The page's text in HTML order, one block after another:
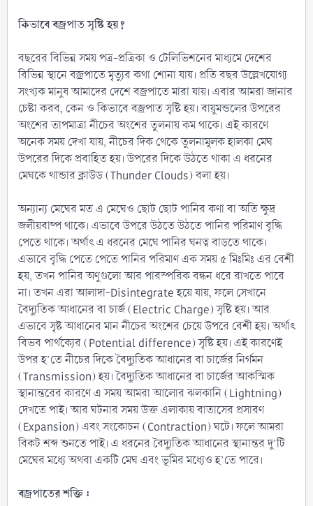
কিভাবে বজ্রপাত সৃষ্টি হয়?
বছরের বিভিন্ন সময় পত্র-প্রত্রিকা ও টেলিভিশনের মাধ্যমে দেশের
বিভিন্ন স্থানে বজ্রপাতে মৃত্যুর কথা শোনা যায়। প্রতি বছর উল্লেখযোগ্য
সংখ্যক মানুষ আমাদের দেশে বজ্রপাতে মারা যায়। এবার আমরা জানার
চেষ্টা করব, কেন ও কিভাবে বজ্রপাত সৃষ্টি হয়। বায়ুমন্ডলের উপরের
অংশের তাপমাত্রা নীচের অংশের তুলনায় কম থাকে। এই কারণে
অনেক সময় দেখা যায়, নীচের দিক থেকে তুলনামূলক হালকা মেঘ
উপরের দিকে প্রবাহিত হয়। উপরের দিকে উঠতে থাকা এ ধরনের
মেঘকে থান্ডার ক্লাউড (Thunder Clouds) বলা হয়।
অন্যান্য মেঘের মত এ মেঘেও ছোট ছোট পানির কণা বা অতি ক্ষুদ্র
জলীয়বাষ্প থাকে। এভাবে উপরে উঠতে উঠতে পানির পরিমাণ বৃদ্ধি
পেতে থাকে। অর্থাৎ এ ধরনের মেঘে পানির ঘনত্ব বাড়তে থাকে।
এভাবে বৃদ্ধি পেতে পেতে পানির পরিমাণ এক সময় ৫ মিঃমিঃ এর বেশী
হয়, তখন পানির অণুগুলো আর পারস্পরিক বন্ধন ধরে রাখতে পারে
না। তখন এরা আলাদা-Disintegrate হয়ে যায়, ফলে সেখানে
বৈদ্যুতিক আধানের বা চার্জ (Electric Charge) সৃষ্টি হয়। আর
এভাবে সৃষ্ট আধানের মান নীচের অংশের চেয়ে উপরে বেশী হয়। অর্থাৎ
বিভব পার্থক্যের (Potential difference) সৃষ্টি হয়। এই কারণেই
উপর হ’তে নীচের দিকে বৈদ্যুতিক আধানের বা চার্জের নির্গমন
(Transmission) হয়। বৈদ্যুতিক আধানের বা চার্জের আকস্মিক
স্থানান্তরের কারণে এ সময় আমরা আলোর ঝলকানি (Lightning)
দেখতে পাই। আর ঘটনার সময় উক্ত এলাকায় বাতাসের প্রসারণ
(Expansion) এবং সংকোচন (Contraction) ঘটে। ফলে আমরা
বিকট শব্দ শুনতে পাই। এ ধরনের বৈদ্যুতিক আধানের স্থানান্তর দু’টি
মেঘের মধ্যে অথবা একটি মেঘ এবং ভূমির মধ্যেও হ’তে পারে।
বজ্রপাতের শক্তি :